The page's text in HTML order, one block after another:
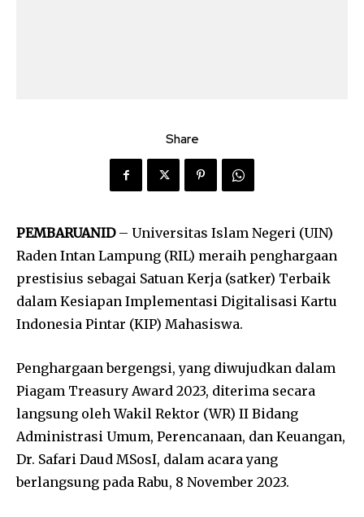
Share
PEMBARUANID– Universitas Islam Negeri (UIN)
Raden Intan Lampung (RIL) meraih penghargaan
prestisius sebagai Satuan Kerja (satker) Terbaik
dalam Kesiapan Implementasi Digitalisasi Kartu
Indonesia Pintar (KIP) Mahasiswa.
Penghargaan bergengsi, yang diwujudkan dalam
Piagam Treasury Award 2023, diterima secara
langsung oleh Wakil Rektor (WR) II Bidang
Administrasi Umum, Perencanaan, dan Keuangan,
Dr. Safari Daud MSosI, dalam acara yang
berlangsung pada Rabu, 8 November 2023.